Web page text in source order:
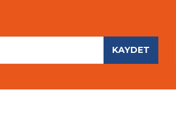
KAYDET